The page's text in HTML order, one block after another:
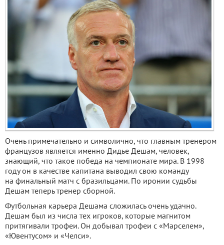
Очень примечательно и символично, что главным тренером
французов является именно Дидье Дешам, человек,
знающий, что такое победа на чемпионате мира. В 1998
году он в качестве капитана выводил свою команду
на финальный матч с бразильцами. По иронии судьбы
Дешам теперь тренер сборной.
Футбольная карьера Дешама сложилась очень удачно.
Дешам был из числа тех игроков, которые магнитом
притягивали трофеи. Он добывал трофеи с «Марселем»,
«Ювентусом» и «Челси».